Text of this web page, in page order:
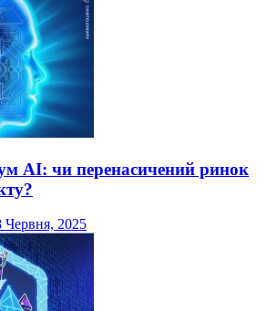
AI: чи перенасичений ринок
Червня, 2025